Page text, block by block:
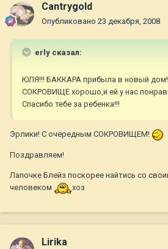
Cantrygold
Опубликовано 23 декабря, 2008
erly сказал:
ЮЛЯ!!! БАККАРА прибыла в новый дом!
СОКРОВИЩЕ хорошо,и ей у нас
Спасибо тебе за ребенка!!!
Эрлики! С очередным СОКРОВИЩЕМ!
Поздравляем!
Лапочке Блейз поскорее найтись со
человеком
хоз
Lirika